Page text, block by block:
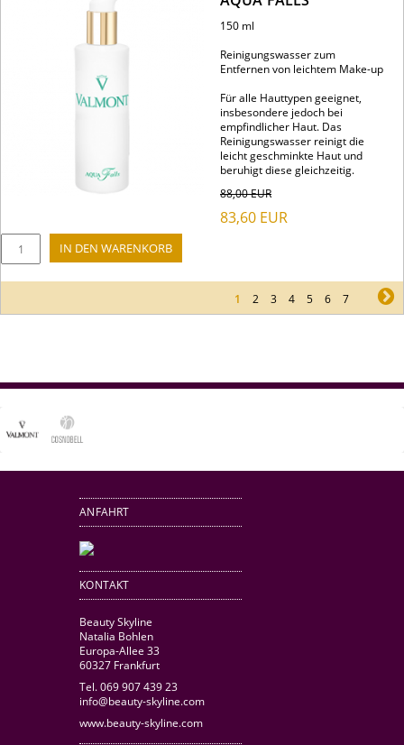
150 ml
Reinigungswasser zum
Entfernen von leichtem Make-up
Für alle Hauttypen geeignet,
insbesondere jedoch bei
empfindlicher Haut. Das
Reinigungswasser reinigt die
leicht geschminkte Haut und
beruhigt diese gleichzeitig.
88,00EUR
83,60 EUR
1 2 3 4 5 6 7
ANFAHRT
KONTAKT
Beauty Skyline
Natalia Bohlen
Europa-Allee 33
60327 Frankfurt
Tel. 069 907 439 23
info@beauty-skyline.com
www.beauty-skyline.com